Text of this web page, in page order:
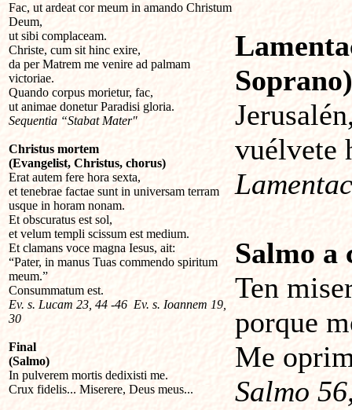
Fac, ut ardeat cor meum in amando Christum
Deum,
ut sibi complaceam.
Christe, cum sit hinc exire,
da per Matrem me venire ad palmam
victoriae.
Quando corpus morietur, fac,
ut animae donetur Paradisi gloria.
Sequentia “Stabat Mater"
Christus mortem
(Evangelist, Christus, chorus)
Erat autem fere hora sexta,
et tenebrae factae sunt in universam terram
usque in horam nonam.
Et obscuratus est sol,
et velum templi scissum est medium.
Et clamans voce magna Iesus, ait:
“Pater, in manus Tuas commendo spiritum
meum.”
Consummatum est.
Ev. s. Lucam 23, 44 -46 Ev. s. Ioannem 19,
30
Final
(Salmo)
In pulverem mortis dedixisti me.
Crux fidelis... Miserere, Deus meus...
Soprano)
vuélvete
Salmo a
Ten
porque
Me
Salmo